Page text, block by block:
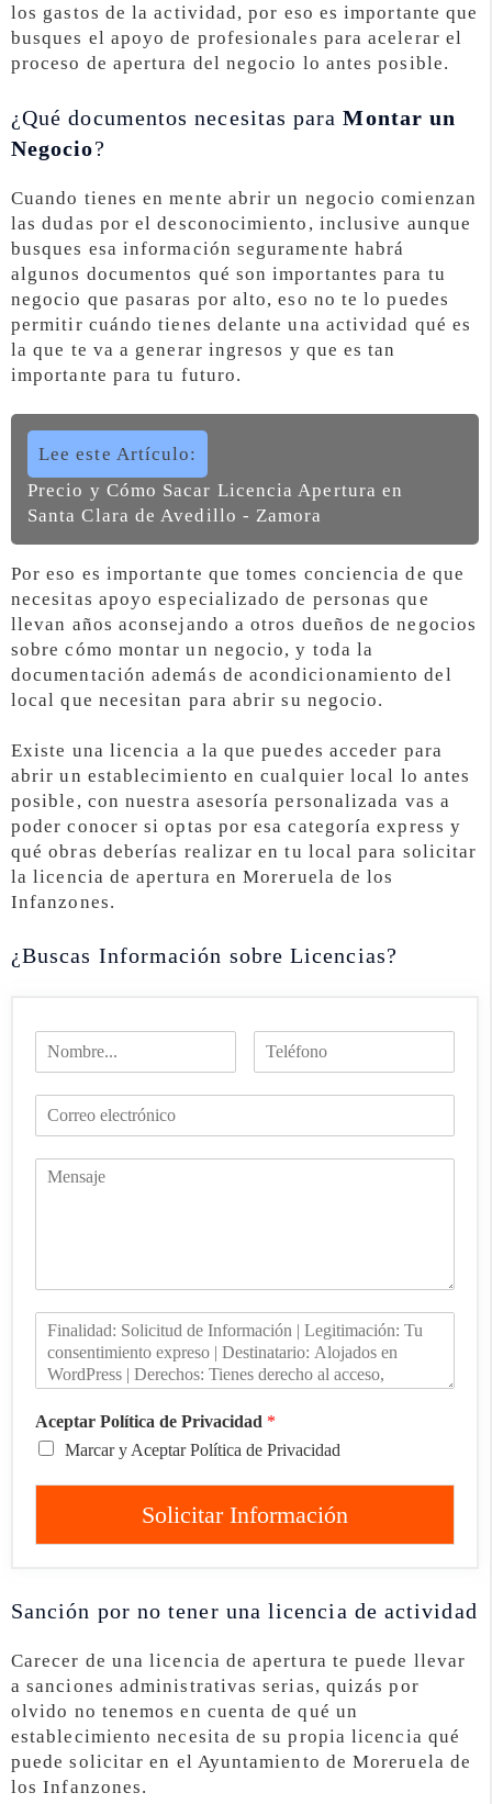
los gastos de la actividad, por eso es importante que
busques el apoyo de profesionales para acelerar el
proceso de apertura del negocio lo antes posible.
¿Qué documentos necesitas paraMontar un
Negocio?
Cuando tienes en mente abrir un negocio comienzan
las dudas por el desconocimiento, inclusive aunque
busques esa información seguramente habrá
algunos documentos qué son importantes para tu
negocio que pasaras por alto, eso no te lo puedes
permitir cuándo tienes delante una actividad qué es
la que te va a generar ingresos y que es tan
importante para tu futuro.
Lee este Artículo:
Precio y Cómo Sacar Licencia Apertura en
Santa Clara de Avedillo - Zamora
Por eso es importante que tomes conciencia de que
necesitas apoyo especializado de personas que
llevan años aconsejando a otros dueños de negocios
sobre cómo montar un negocio, y toda la
documentación además de acondicionamiento del
local que necesitan para abrir su negocio.
Existe una licencia a la que puedes acceder para
abrir un establecimiento en cualquier local lo antes
posible, con nuestra asesoría personalizada vas a
poder conocer si optas por esa categoría express y
qué obras deberías realizar en tu local para solicitar
la licencia de apertura en Moreruela de los
Infanzones.
¿Buscas Información sobre Licencias?
Aceptar Política de Privacidad *
Marcar y Aceptar Política de Privacidad
Solicitar Información
Sanción por no tener una licencia de actividad
Carecer de una licencia de apertura te puede llevar
a sanciones administrativas serias, quizás por
olvido no tenemos en cuenta de qué un
establecimiento necesita de su propia licencia qué
puede solicitar en el Ayuntamiento de Moreruela de
los Infanzones.